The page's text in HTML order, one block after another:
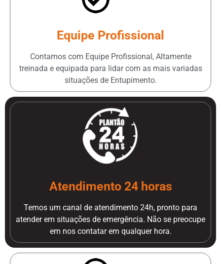
Equipe Profissional
Contamos com Equipe Profissional, Altamente
treinada e equipada para lidar com as mais variadas
situações de Entupimento.
Atendimento 24 horas
Temos um canal de atendimento 24h, pronto para
atender em situações de emergência. Não se preocupe
em nos contatar em qualquer hora.